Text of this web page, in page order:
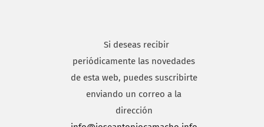
Si deseas recibir
periódicamente las novedades
de esta web, puedes suscribirte
enviando un correo a la
dirección